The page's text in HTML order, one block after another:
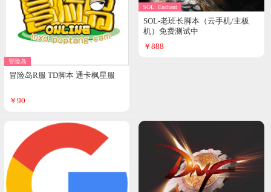
冒险岛
冒险岛R服 TD脚本 通卡枫星服
￥90
SOL: Enchant
SOL-老班长脚本（云手机/主板
机）免费测试中
￥888